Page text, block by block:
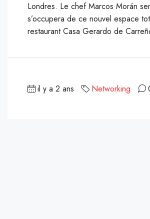
Londres. Le chef Marcos Morán
s’occupera de ce nouvel espace
restaurant Casa Gerardo de
il y a 2 ans Networking